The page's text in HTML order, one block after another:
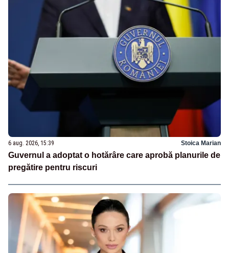
6 aug. 2026, 15:39 Stoica Marian
Guvernul a adoptat o hotărâre care aprobă planurile de
pregătire pentru riscuri